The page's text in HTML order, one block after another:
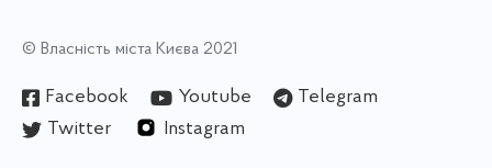
© Власність міста Києва 2021
Facebook Youtube
Telegram
Twitter
Instagram